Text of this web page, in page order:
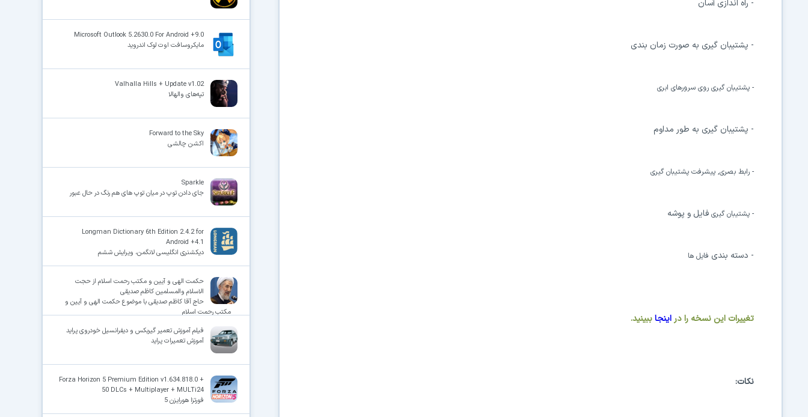
- راه اندازی آسان
- پشتيبان گيری به صورت زمان بندی
- پشتیبان گیری روی سرورهای ابری
- پشتیبان گیری به طور مداوم
- رابط بصری, پیشرفت پشتیبان گیری
- پشتیبان گیری فایل و پوشه
- دسته بندی فایل ها
تغييرات اين نسخه را در اينجاببينيد.
نکات:
Microsoft Outlook 5.2630.0 For Android +9.0
مایکروسافت اوت لوک اندروید
Valhalla Hills + Update v1.02
تپه‌های والهالا
Forward to the Sky
اکشن چالشی
Sparkle
جای دادن توپ در میان توپ های هم رنگ در حال عبور
Longman Dictionary 6th Edition 2.4.2 for
Android +4.1
دیکشنری انگلیسی لانگمن، ویرایش ششم
حکمت الهی و آیین و مکتب رحمت اسلام از حجت
الاسلام والمسلمین کاظم صدیقی
حاج آقا کاظم صدیقی با موضوع حکمت الهی و آیین و
مکتب رحمت اسلام
فیلم آموزش تعمیر گیربکس و دیفرانسیل خودروی پراید
آموزش تعمیرات پراید
Forza Horizon 5 Premium Edition v1.634.818.0 +
50 DLCs + Multiplayer + MULTi24
فورتزا هورایزن 5